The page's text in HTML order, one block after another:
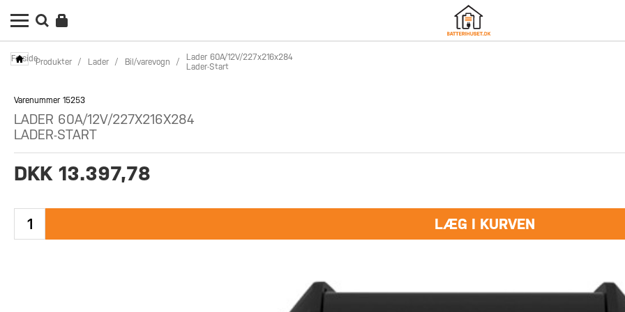
ForsideProdukter / Lader / Bil/varevogn /
Lader 60A/12V/227x216x284
Lader-Start
Varenummer 15253
LADER 60A/12V/227X216X284
LADER-START
DKK 13.397,78